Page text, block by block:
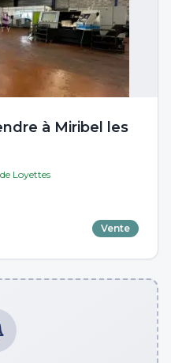
à Miribel les
Loyettes
Vente